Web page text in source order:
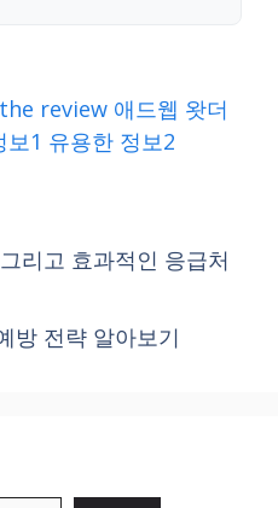
review 애드웹 왓더
보1 유용한 정보2
리고 효과적인 응급처
방 전략 알아보기